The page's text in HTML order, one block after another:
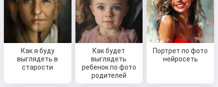
Как я буду
выглядеть в
старости
Как будет
выглядеть
ребенок по фото
родителей
Портрет по фото
нейросеть